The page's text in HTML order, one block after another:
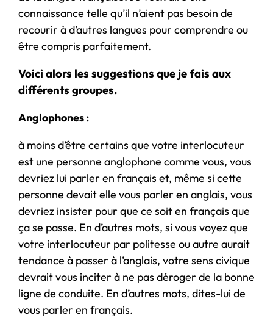
connaissance telle qu’il n’aient pas besoin de
recourir à d’autres langues pour comprendre ou
être compris parfaitement.
Voici alors les suggestions que je fais aux
différents groupes.
Anglophones :
à moins d’être certains que votre interlocuteur
est une personne anglophone comme vous, vous
devriez lui parler en français et, même si cette
personne devait elle vous parler en anglais, vous
devriez insister pour que ce soit en français que
ça se passe. En d’autres mots, si vous voyez que
votre interlocuteur par politesse ou autre aurait
tendance à passer à l’anglais, votre sens civique
devrait vous inciter à ne pas déroger de la bonne
ligne de conduite. En d’autres mots, dites-lui de
vous parler en français.